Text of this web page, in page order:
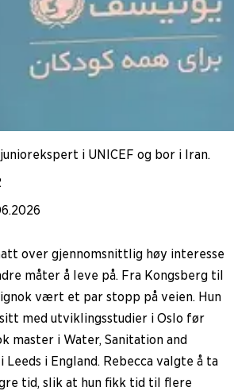
i UNICEF og bor i Iran.
over gjennomsnittlig høy interesse
måter å leve på. Fra Kongsberg til
vært et par stopp på veien. Hun
med utviklingsstudier i Oslo før
master i Water, Sanitation and
i England. Rebecca valgte å ta
tid, slik at hun fikk tid til flere